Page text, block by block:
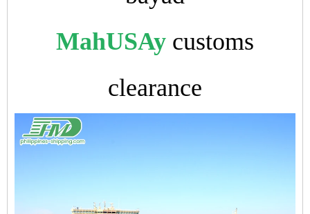
MahUSAy customs
clearance